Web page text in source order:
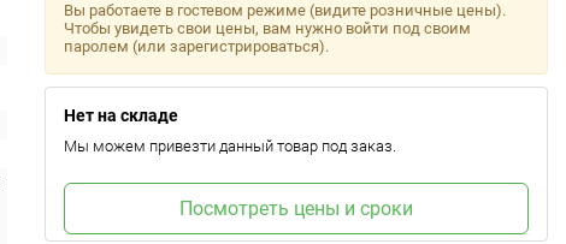
Вы работаете в гостевом режиме (видите розничные цены).
Чтобы увидеть свои цены, вам нужно войти под своим
паролем (или зарегистрироваться).
Нет на складе
Мы можем привезти данный товар под заказ.
Посмотреть цены и сроки